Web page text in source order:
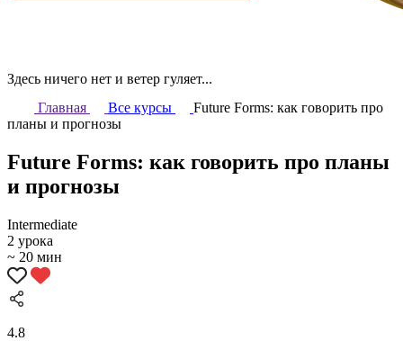
Здесь ничего нет и ветер гуляет...
Главная
Все курсы
Future Forms: как говорить про
планы и прогнозы
Future Forms: как говорить про планы
и прогнозы
Intermediate
2 урока
~ 20 мин
4.8